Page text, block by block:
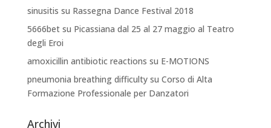
sinusitis su Rassegna Dance Festival 2018
5666betsu Picassiana dal 25 al 27 maggio al Teatro
degli Eroi
amoxicillin antibiotic reactions su E-MOTIONS
pneumonia breathing difficultysu Corso di Alta
Formazione Professionale per Danzatori
Archivi